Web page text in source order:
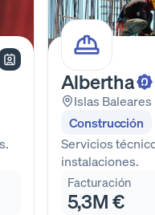
Albertha
Islas Baleares
Construcción
Servicios
instalaciones.
Facturación
5,3M €